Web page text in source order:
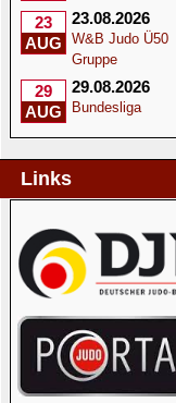
23
AUG
23.08.2026
W&B Judo Ü50
Gruppe
29
AUG
29.08.2026
Bundesliga
Links